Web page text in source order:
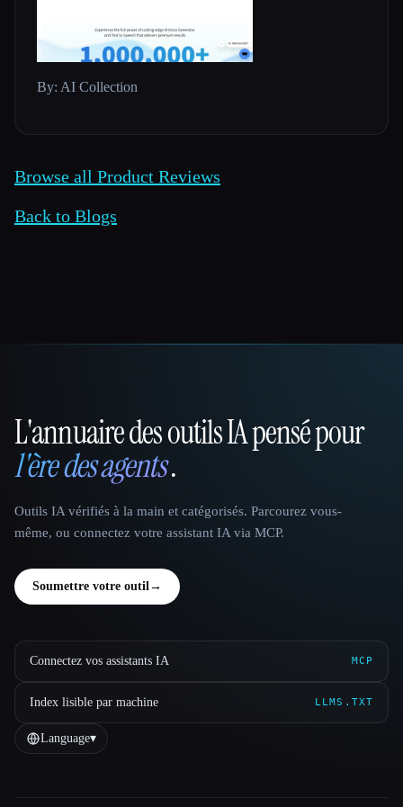
By: AI Collection
Browse all Product Reviews
Back to Blogs
That AI Collection
L'annuaire des outils IA pensé pour
l'ère des agents.
Outils IA vérifiés à la main et catégorisés. Parcourez vous-
même, ou connectez votre assistant IA via MCP.
Soumettre votre outil→
Connectez vos assistants IA MCP
Index lisible par machine LLMS.TXT
Language▾